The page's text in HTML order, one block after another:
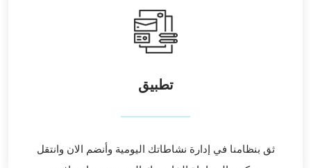
تطبيق
ثق بنظامنا في إدارة نشاطاتك اليومية وأنضم الان وانتقل